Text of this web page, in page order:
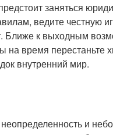
заняться
ведите честную
Ближе к выходным
время перестаньте
внутренний мир.
и